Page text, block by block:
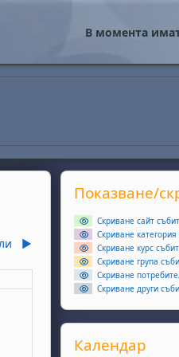
В момента
▶︎
6 юнинеделя, 7 юни
Прескочи
Показване/
Скриване сайт
Скриване
Скриване курс
Скриване група
Скриване
Скриване други
Прескочи Календар
Календар